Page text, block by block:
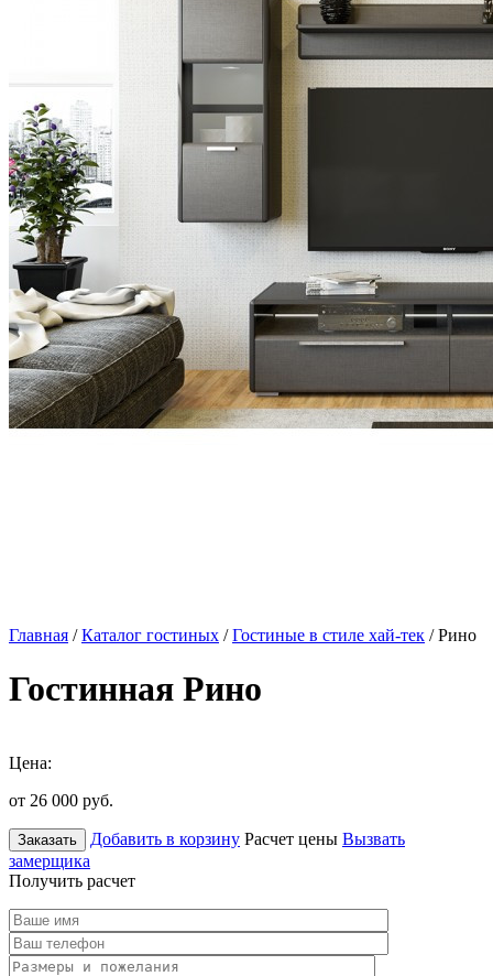
Главная /Каталог гостиных /Гостиные в стиле хай-тек / Рино
Гостинная Рино
Цена:
от 26 000 руб.
Заказать Добавить в корзину Расчет цены Вызвать
замерщика
Получить расчет